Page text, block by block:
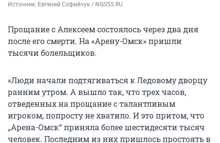
Источник: Евгений Софийчук / NGS55.RU
Прощание с Алексеем состоялось через два дня
после его смерти. На «Арену-Омск» пришли
тысячи болельщиков.
«Люди начали подтягиваться к Ледовому дворцу
ранним утром. А вышло так, что трех часов,
отведенных на прощание с талантливым
игроком, попросту не хватило. И это притом, что
„Арена-Омск“ приняла более шестидесяти тысяч
человек. Последним из них пришлось простоять в